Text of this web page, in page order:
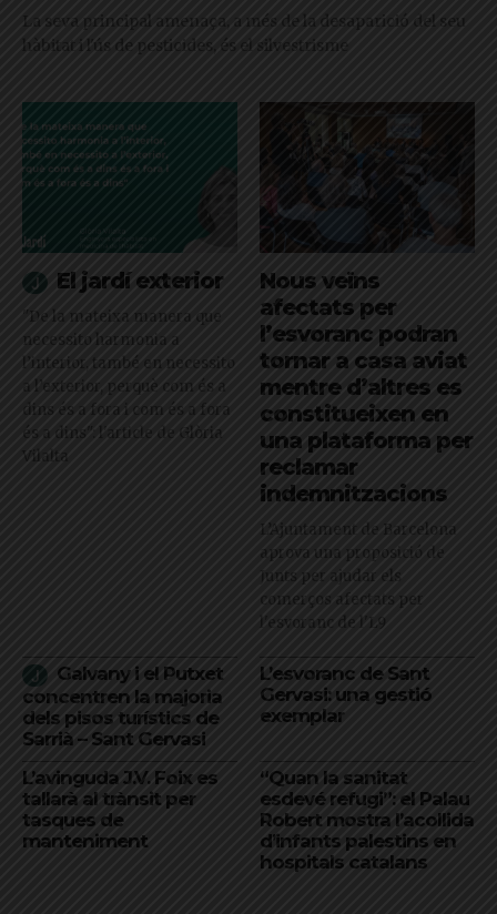
La seva principal amenaça, a més de la desaparició del seu
hàbitat i l'ús de pesticides, és el silvestrisme
El jardí exterior
"De la mateixa manera que
necessito harmonia a
l’interior, també en necessito
a l’exterior, perquè com és a
dins és a fora i com és a fora
és a dins": l'article de Glòria
Vilalta
Nous veïns
afectats per
l’esvoranc podran
tornar a casa aviat
mentre d’altres es
constitueixen en
una plataforma per
reclamar
indemnitzacions
L’Ajuntament de Barcelona
aprova una proposició de
Junts per ajudar els
comerços afectats per
l'esvoranc de l'L9
Galvany i el Putxet
concentren la majoria
dels pisos turístics de
Sarrià – Sant Gervasi
L’esvoranc de Sant
Gervasi: una gestió
exemplar
L’avinguda J.V. Foix es
tallarà al trànsit per
tasques de
manteniment
“Quan la sanitat
esdevé refugi”: el Palau
Robert mostra l’acollida
d’infants palestins en
hospitals catalans